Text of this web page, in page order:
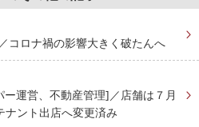
ロナ禍の影響大きく破たんへ
運営、不動産管理]／店舗は７月
ナント出店へ変更済み